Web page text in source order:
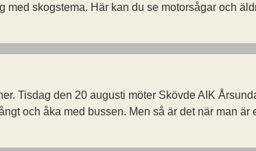
med skogstema. Här kan du se motorsågar och
Tisdag den 20 augusti möter Skövde AIK
och åka med bussen. Men så är det när man